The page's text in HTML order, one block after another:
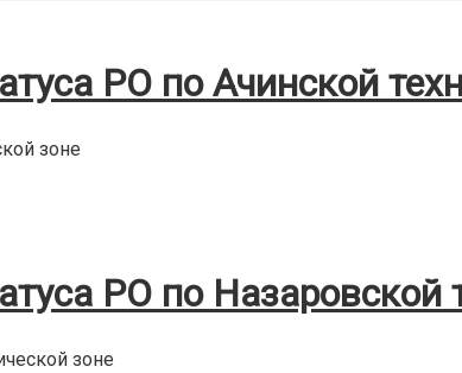
РО по Ачинской
зоне
РО по Назаровской
зоне